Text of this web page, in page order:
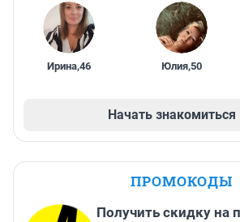
Ирина,46 Юлия,50
Начать знакомиться
ПРОМОКОДЫ
Получить скидку на